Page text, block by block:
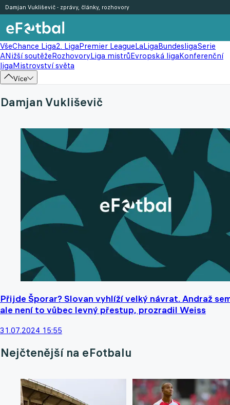
VšeChance Liga2. LigaPremier LeagueLaLigaBundesligaSerie
ANižší soutěžeRozhovoryLiga mistrůEvropská ligaKonferenční
ligaMistrovství světa
Více
Damjan Vukliševič - zprávy, články, rozhovory
Damjan Vukliševič
Přijde Šporar? Slovan vyhlíží velký návrat. Andraž
ale není to vůbec levný přestup, prozradil Weiss
31.07.2024 15:55
Nejčtenější na eFotbalu